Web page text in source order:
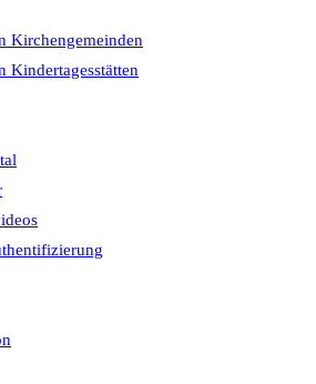
Kirchengemeinden
Kindertagesstätten